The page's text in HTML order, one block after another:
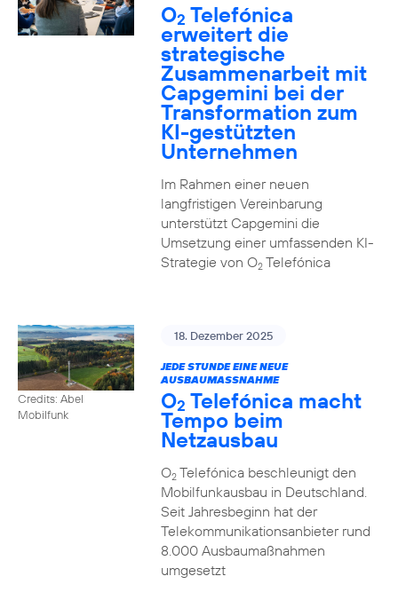
O2 Telefónica
erweitert die
strategische
Zusammenarbeit mit
Capgemini bei der
Transformation zum
KI-gestützten
Unternehmen
Im Rahmen einer neuen
langfristigen Vereinbarung
unterstützt Capgemini die
Umsetzung einer umfassenden KI-
Strategie von O2Telefónica
Credits: Abel
Mobilfunk
18. Dezember 2025
JEDE STUNDE EINE NEUE
AUSBAUMASSNAHME
O2 Telefónica macht
Tempo beim
Netzausbau
O2Telefónica beschleunigt den
Mobilfunkausbau in Deutschland.
Seit Jahresbeginn hat der
Telekommunikationsanbieter rund
8.000 Ausbaumaßnahmen
umgesetzt